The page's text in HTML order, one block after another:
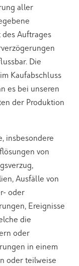
aller
Auftrages
Die
Kaufabschluss
es bei unseren
der Produktion
insbesondere
von
Ausfälle von
oder
Ereignisse
die
oder
in einem
oder teilweise